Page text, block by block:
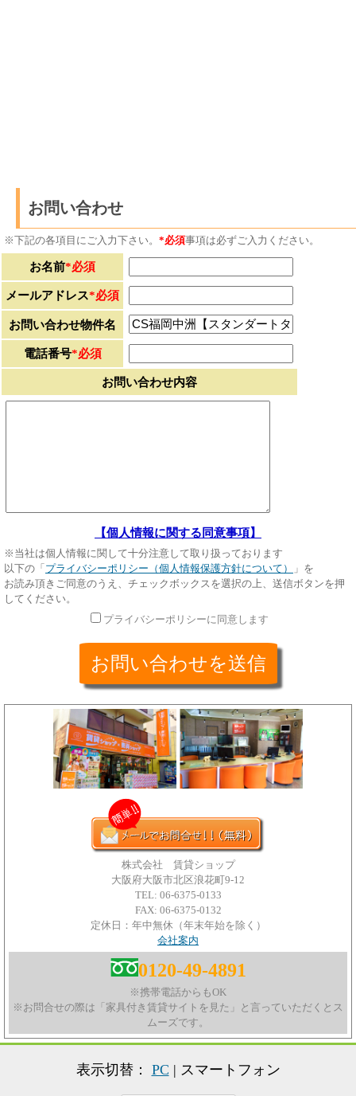
お問い合わせ
※下記の各項目にご入力下さい。 *必須事項は必ずご入力ください。
お名前*必須
メールアドレス*必須
お問い合わせ物件名
電話番号*必須
お問い合わせ内容
【個人情報に関する同意事項】
※当社は個人情報に関して十分注意して取り扱っております
以下の「 プライバシーポリシー（個人情報保護方針について）
」を
お読み頂きご同意のうえ、チェックボックスを選択の上、送信ボタンを押
してください。
プライバシーポリシーに同意します
株式会社 賃貸ショップ
大阪府大阪市北区浪花町9-12
TEL: 06-6375-0133
FAX: 06-6375-0132
定休日：年中無休（年末年始を除く）
会社案内
0120-49-4891
※携帯電話からもOK
※お問合せの際は「家具付き賃貸サイトを見た」と言っていただくとス
ムーズです。
表示切替： PC | スマートフォン